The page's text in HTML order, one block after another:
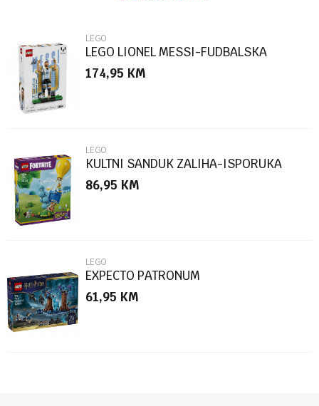
Poruka
POŠALJI
LEGO
LEGO LIONEL MESSI-FUDBALSKA
LEGENDA
174,95 KM
LEGO
KULTNI SANDUK ZALIHA-ISPORUKA
86,95 KM
LEGO
EXPECTO PATRONUM
61,95 KM